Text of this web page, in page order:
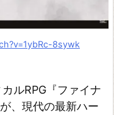
8sywk
ルRPG『ファイナ
、現代の最新ハー